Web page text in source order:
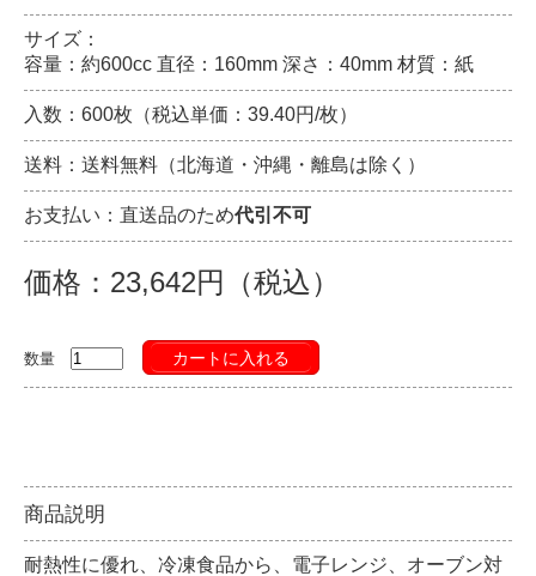
サイズ：
容量：約600cc 直径：160mm 深さ：40mm 材質：紙
入数：600枚（税込単価：39.40円/枚）
送料：送料無料（北海道・沖縄・離島は除く）
お支払い：直送品のため代引不可
価格：23,642円（税込）
数量 カートに入れる
商品説明
耐熱性に優れ、冷凍食品から、電子レンジ、オーブン対